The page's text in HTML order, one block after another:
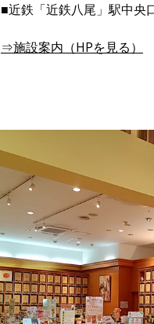
■近鉄「近鉄八尾」駅中央
⇒施設案内（HPを見る）